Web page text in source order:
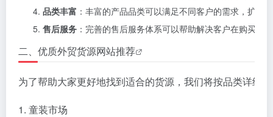
品类丰富 ：丰富的产品品类可以满足不同客户的需求，扩大
售后服务 ：完善的售后服务体系可以帮助解决客户在购买后
二、优质外贸货源网站推荐
为了帮助大家更好地找到适合的货源，我们将按品类详细
1. 童装市场